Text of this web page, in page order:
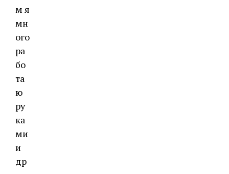
м я
мн
ого
ра
бо
та
ю
ру
ка
ми
и
др